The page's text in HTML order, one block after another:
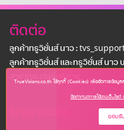
ติดต่อ
ลูกค้าทรูวิชั่นส์ นาว :
ลูกค้าทรูวิชั่นส์ และทรูวิชั่นส์ นาว
สาขาเเละศูนย์บริการ
TrueVisions.co.th ใช้คุกกี้ (Cookies) เพื่อจัดการข้อมู
ข้อกำหนดการใช้งานเว็บไ
ยอมรับ